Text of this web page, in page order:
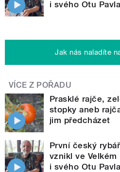
i svého Otu Pavla
Jak nás naladíte
VÍCE Z POŘADU
Prasklé rajče,
stopky aneb
jim předcházet
První český
vznikl ve
i svého Otu Pavla